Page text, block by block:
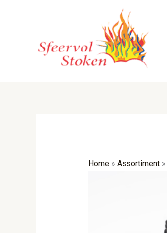
Home» Assortiment»